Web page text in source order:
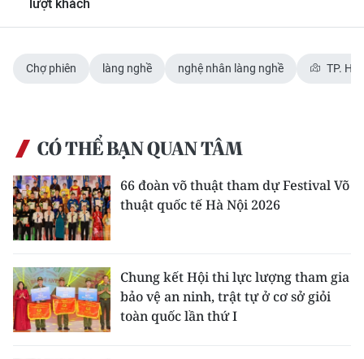
lượt khách
Chợ phiên làng nghề nghệ nhân làng nghề TP. Hà
CÓ THỂ BẠN QUAN TÂM
66 đoàn võ thuật tham dự Festival Võ
thuật quốc tế Hà Nội 2026
Chung kết Hội thi lực lượng tham gia
bảo vệ an ninh, trật tự ở cơ sở giỏi
toàn quốc lần thứ I